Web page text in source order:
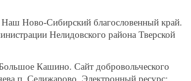
Ново-Сибирский благословенный край.
Нелидовского района Тверской
Кашино. Сайт добровольческого
п. Селижарово. Электронный ресурс: